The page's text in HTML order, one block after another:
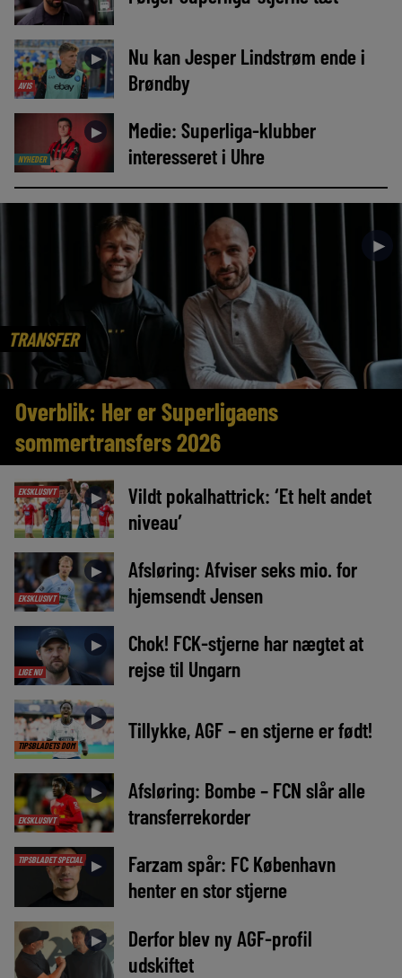
AVIS
►
Nu kan Jesper Lindstrøm ende i
Brøndby
NYHEDER
►
Medie: Superliga-klubber
interesseret i Uhre
TRANSFER
►
Overblik: Her er Superligaens
sommertransfers 2026
EKSKLUSIVT ►
Vildt pokalhattrick: ‘Et helt andet
niveau’
EKSKLUSIVT
►
Afsløring: Afviser seks mio. for
hjemsendt Jensen
LIGE NU
►
Chok! FCK-stjerne har nægtet at
rejse til Ungarn
TIPSBLADETS DOM
► Tillykke, AGF – en stjerne er født!
EKSKLUSIVT
►
Afsløring: Bombe – FCN slår alle
transferrekorder
TIPSBLADET SPECIAL ►
Farzam spår: FC København
henter en stor stjerne
►
Derfor blev ny AGF-profil
udskiftet